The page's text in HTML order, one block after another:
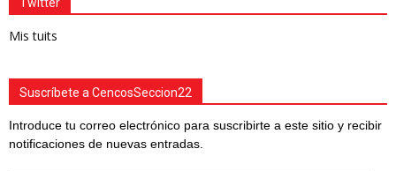
Twitter
Mis tuits
Suscríbete a CencosSeccion22
Introduce tu correo electrónico para suscribirte a este sitio y recibir
notificaciones de nuevas entradas.